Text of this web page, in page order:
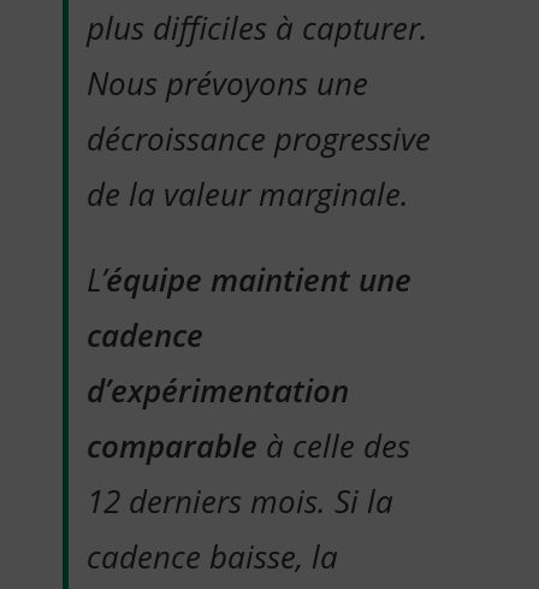
plus difficiles à capturer.
Nous prévoyons une
décroissance progressive
de la valeur marginale.
L’équipe maintient une
cadence
d’expérimentation
comparable à celle des
12 derniers mois. Si la
cadence baisse, la